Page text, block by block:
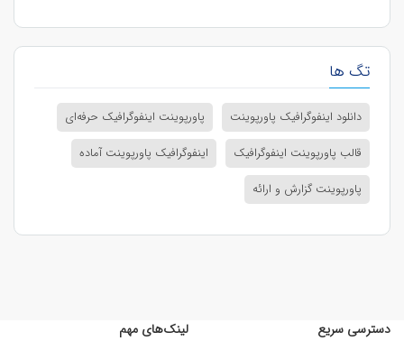
تگ ها
دانلود اینفوگرافیک پاورپوینت
پاورپوینت اینفوگرافیک حرفه‌ای
قالب پاورپوینت اینفوگرافیک
اینفوگرافیک پاورپوینت آماده
پاورپوینت گزارش و ارائه
دسترسی سریع لینک‌های مهم